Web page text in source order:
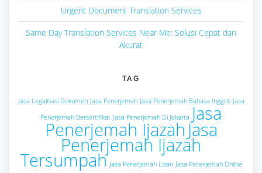
Urgent Document Translation Services
Same Day Translation Services Near Me: Solusi Cepat dan
Akurat
TAG
Jasa Legalisasi Dokumen Jasa Penerjemah Jasa Penerjemah Bahasa Inggris Jasa
Penerjemah Bersertifikat Jasa Penerjemah Di Jakarta Jasa
Penerjemah Ijazah Jasa
Penerjemah Ijazah
Tersumpah Jasa Penerjemah Lisan Jasa Penerjemah Online